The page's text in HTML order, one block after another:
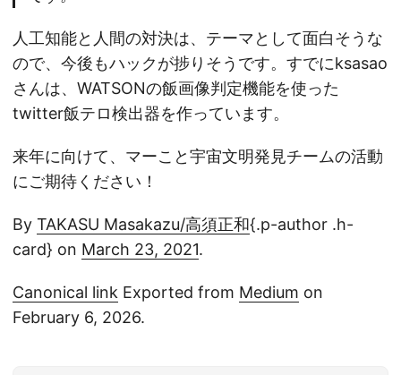
人工知能と人間の対決は、テーマとして面白そうな
ので、今後もハックが捗りそうです。すでにksasao
さんは、WATSONの飯画像判定機能を使った
twitter飯テロ検出器を作っています。
来年に向けて、マーこと宇宙文明発見チームの活動
にご期待ください！
By TAKASU Masakazu/高須正和{.p-author .h-
card} on March 23, 2021.
Canonical link Exported from Medium on
February 6, 2026.